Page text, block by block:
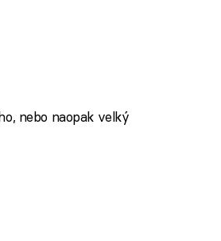
nebo naopak velký